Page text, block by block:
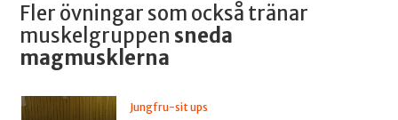
Fler övningar som också tränar
muskelgruppen sneda
magmusklerna
Jungfru-sit ups